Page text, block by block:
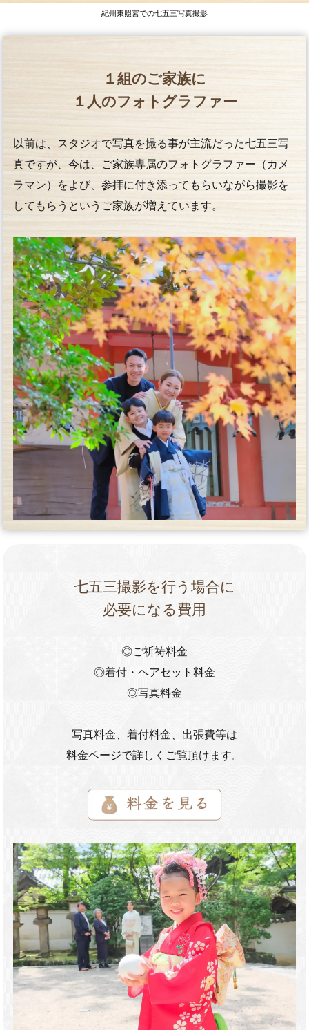
紀州東照宮での七五三写真撮影
１組のご家族に
１人のフォトグラファー
以前は、スタジオで写真を撮る事が主流だった七五三写
真ですが、今は、ご家族専属のフォトグラファー（カメ
ラマン）をよび、参拝に付き添ってもらいながら撮影を
してもらうというご家族が増えています。
七五三撮影を行う場合に
必要になる費用
◎ご祈祷料金
◎着付・ヘアセット料金
◎写真料金
写真料金、着付料金、出張費等は
料金ページで詳しくご覧頂けます。